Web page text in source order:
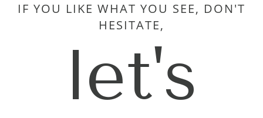
IF YOU LIKE WHAT YOU SEE, DON'T
HESITATE,
let's